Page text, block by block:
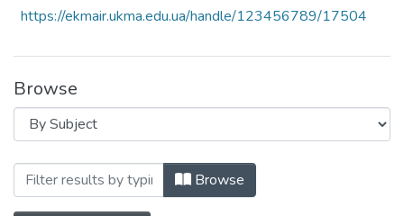
https://ekmair.ukma.edu.ua/handle/123456789/17504
Browse
Browsing Кафедра інформатики by
Browse